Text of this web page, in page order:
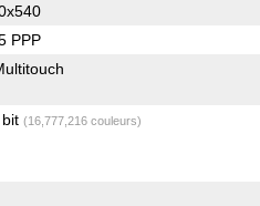
PPP
(16,777,216 couleurs)